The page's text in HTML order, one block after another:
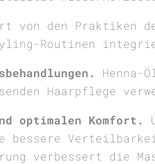
von den Praktiken
Routinen
Henna-
Haarpflege
optimalen Komfort.
bessere
verbessert die